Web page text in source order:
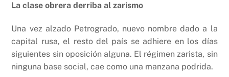
La clase obrera derriba al zarismo
Una vez alzado Petrogrado, nuevo nombre dado a la
capital rusa, el resto del país se adhiere en los días
siguientes sin oposición alguna. El régimen zarista, sin
ninguna base social, cae como una manzana podrida.